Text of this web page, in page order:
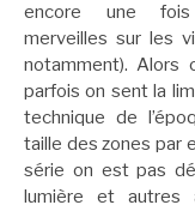
encore une
merveilles sur les
notamment). Alors
parfois on sent la
technique de
taille des zones par
série on est pas
lumière et autres